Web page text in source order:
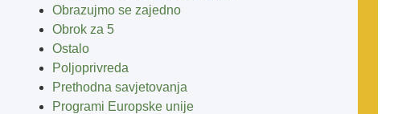
Obrazujmo se zajedno
Obrok za 5
Ostalo
Poljoprivreda
Prethodna savjetovanja
Programi Europske unije